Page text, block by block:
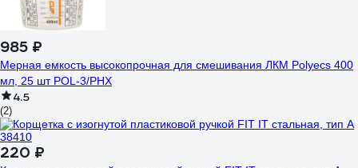
985 ₽
Мерная емкость высокопрочная для смешивания ЛКМ Polyecs 400
мл, 25 шт POL-3/PHX
4.5
(2)
220 ₽